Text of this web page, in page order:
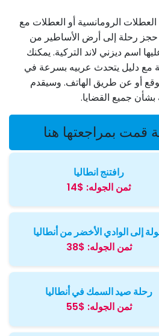
الرومانسية أو العطلات مع
رحلة إلى أرض الأساطير من
اسم ديزني لاند التركية. يمكنك
مع دليل يتحدث عربيه بسرعة في
أو عن طريق الهاتف. وسيقدم
بشأن جميع القضايا.
قمت بمراجعتها هنا
رافتنج انطاليا
ثمن الجوله: $14
إلى الوادي الأخضر من أنطاليا
ثمن الجوله: $38
رحلة صيد السمك في أنطاليا
ثمن الجوله: $55